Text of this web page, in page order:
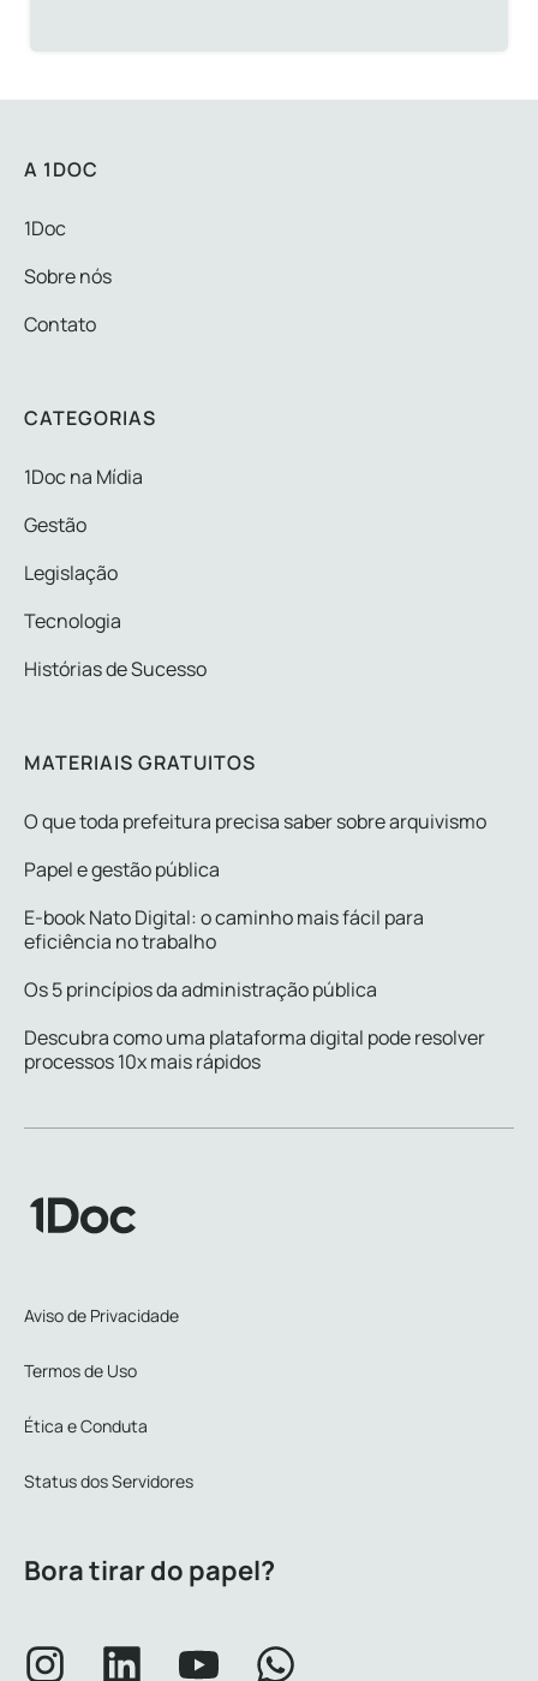
A 1DOC
1Doc
Sobre nós
Contato
CATEGORIAS
1Doc na Mídia
Gestão
Legislação
Tecnologia
Histórias de Sucesso
MATERIAIS GRATUITOS
O que toda prefeitura precisa saber sobre arquivismo
Papel e gestão pública
E-book Nato Digital: o caminho mais fácil para
eficiência no trabalho
Os 5 princípios da administração pública
Descubra como uma plataforma digital pode resolver
processos 10x mais rápidos
Aviso de Privacidade
Termos de Uso
Ética e Conduta
Status dos Servidores
Bora tirar do papel?